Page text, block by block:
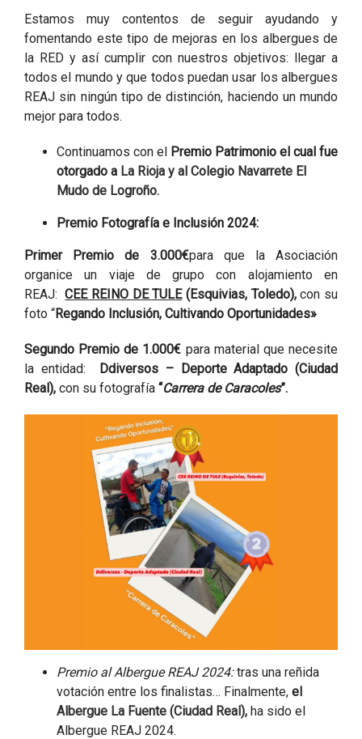
Estamos muy contentos de seguir ayudando y
fomentando este tipo de mejoras en los albergues de
la RED y así cumplir con nuestros objetivos: llegar a
todos el mundo y que todos puedan usar los albergues
REAJ sin ningún tipo de distinción, haciendo un mundo
mejor para todos.
Continuamos con el Premio Patrimonio el cual fue
otorgado a La Rioja y al Colegio Navarrete El
Mudo de Logroño.
Premio Fotografía e Inclusión 2024:
Primer Premio de 3.000€para que la Asociación
organice un viaje de grupo con alojamiento en
REAJ: CEE REINO DE TULE(Esquivias, Toledo),con su
foto “Regando Inclusión, Cultivando Oportunidades»
Segundo Premio de 1.000€ para material que necesite
la entidad:
Ddiversos – Deporte Adaptado (Ciudad
Real), con su fotografía “Carrera de Caracoles”.
Premio al Albergue REAJ 2024:tras una reñida
votación entre los finalistas… Finalmente, el
Albergue La Fuente (Ciudad Real), ha sido el
Albergue REAJ 2024.